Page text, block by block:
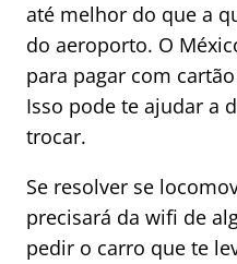
até melhor do que a
do aeroporto. O
para pagar com
Isso pode te ajudar a
trocar.
Se resolver se
precisará da wifi de
pedir o carro que te